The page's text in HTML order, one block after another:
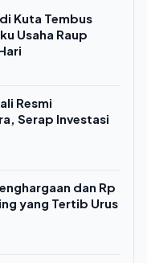
Kuta Tembus
Usaha Raup
Resmi
Serap Investasi
dan Rp
yang Tertib Urus